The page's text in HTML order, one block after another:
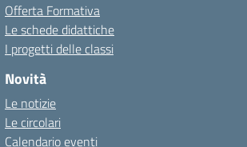
Offerta Formativa
Le schede didattiche
I progetti delle classi
Novità
Le notizie
Le circolari
Calendario eventi